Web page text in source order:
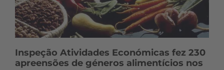
Inspeção Atividades Económicas fez 230
apreensões de géneros alimentícios nos